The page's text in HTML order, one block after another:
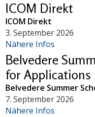
ICOM Direkt
ICOM Direkt
3. September 2026
Nähere Infos
Belvedere
for Applications
Belvedere Summer
7. September 2026
Nähere Infos